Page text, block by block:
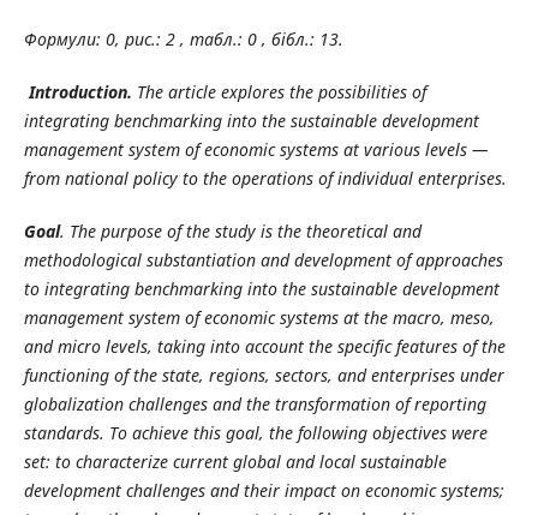
Формули: 0, рис.: 2 , табл.: 0 , бібл.: 13.
Introduction. The article explores the possibilities of
integrating benchmarking into the sustainable development
management system of economic systems at various levels —
from national policy to the operations of individual enterprises.
Goal. The purpose of the study is the theoretical and
methodological substantiation and development of approaches
to integrating benchmarking into the sustainable development
management system of economic systems at the macro, meso,
and micro levels, taking into account the specific features of the
functioning of the state, regions, sectors, and enterprises under
globalization challenges and the transformation of reporting
standards. To achieve this goal, the following objectives were
set: to characterize current global and local sustainable
development challenges and their impact on economic systems;